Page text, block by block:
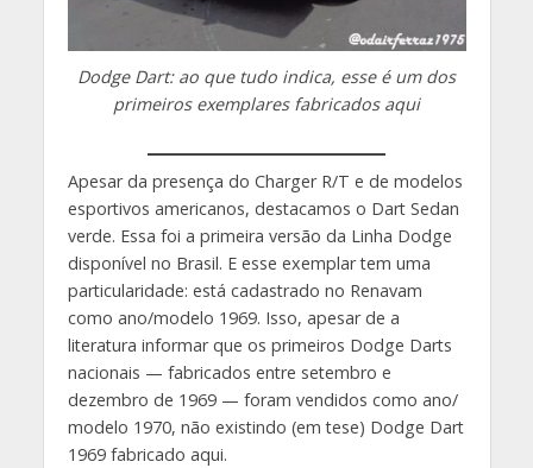
Dodge Dart: ao que tudo indica, esse é um dos
primeiros exemplares fabricados aqui
Apesar da presença do Charger R/T e de modelos
esportivos americanos, destacamos o Dart Sedan
verde. Essa foi a primeira versão da Linha Dodge
disponível no Brasil. E esse exemplar tem uma
particularidade: está cadastrado no Renavam
como ano/modelo 1969. Isso, apesar de a
literatura informar que os primeiros Dodge Darts
nacionais — fabricados entre setembro e
dezembro de 1969 — foram vendidos como ano/
modelo 1970, não existindo (em tese) Dodge Dart
1969 fabricado aqui.